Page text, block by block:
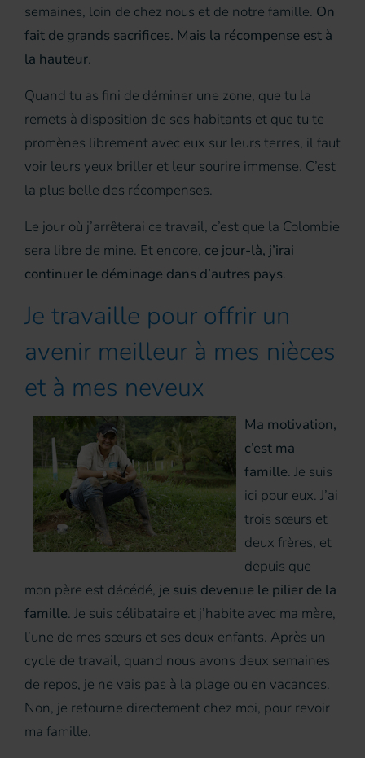
semaines, loin de chez nous et de notre famille. On
fait de grands sacrifices. Mais la récompense est à
la hauteur.
Quand tu as fini de déminer une zone, que tu la
remets à disposition de ses habitants et que tu te
promènes librement avec eux sur leurs terres, il faut
voir leurs yeux briller et leur sourire immense. C’est
la plus belle des récompenses.
Le jour où j’arrêterai ce travail, c’est que la Colombie
sera libre de mine. Et encore, ce jour-là, j’irai
continuer le déminage dans d’autres pays.
Je travaille pour offrir un
avenir meilleur à mes nièces
et à mes neveux
Ma motivation,
c’est ma
famille. Je suis
ici pour eux. J’ai
trois sœurs et
deux frères, et
depuis que
mon père est décédé, je suis devenue le pilier de la
famille. Je suis célibataire et j’habite avec ma mère,
l’une de mes sœurs et ses deux enfants. Après un
cycle de travail, quand nous avons deux semaines
de repos, je ne vais pas à la plage ou en vacances.
Non, je retourne directement chez moi, pour revoir
ma famille.